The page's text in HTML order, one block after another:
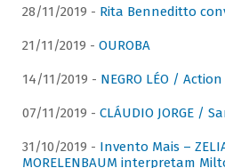
28/11/2019 - Rita Benneditto
21/11/2019 - OUROBA
14/11/2019 - NEGRO LÉO /
07/11/2019 - CLÁUDIO JORGE /
31/10/2019 - Invento Mais –
MORELENBAUM interpretam